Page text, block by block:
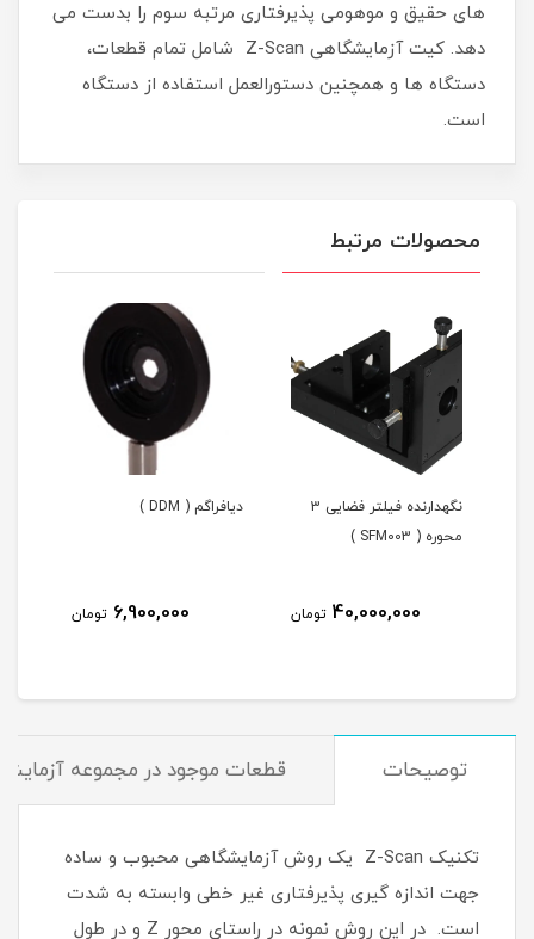
های حقیق و موهومی پذیرفتاری مرتبه سوم را بدست می
دهد. کیت آزمایشگاهی Z-Scan شامل تمام قطعات،
دستگاه ها و همچنین دستورالعمل استفاده از دستگاه
است.
محصولات مرتبط
نگهدارنده فیلتر فضایی 3
محوره ( SFM003 )
40,000,000 تومان
دیافراگم ( DDM )
6,900,000 تومان
توصیحات قطعات موجود در مجموعه
تکنیک Z-Scan یک روش آزمایشگاهی محبوب و ساده
جهت اندازه گیری پذیرفتاری غیر خطی وابسته به شدت
است. در این روش نمونه در راستای محور Z و در طول